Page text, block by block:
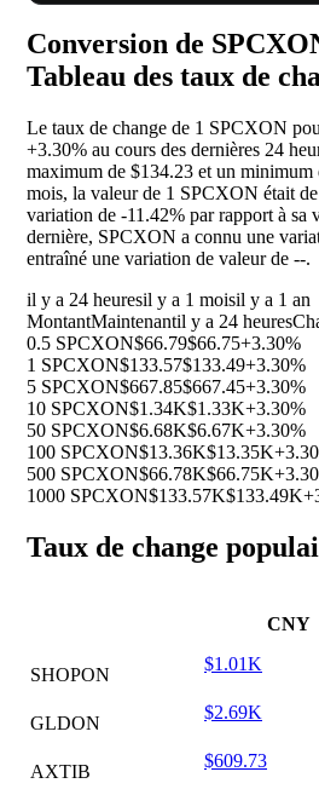
Conversion de
Tableau des taux de
Le taux de change de 1 SPCXON
+3.30% au cours des dernières 24
maximum de $134.23 et un
mois, la valeur de 1 SPCXON était
variation de -11.42% par rapport à sa
dernière, SPCXON a connu une
entraîné une variation de valeur de --.
il y a 24 heuresil y a 1 moisil y a 1 an
MontantMaintenantil y a 24 heures
0.5 SPCXON$66.79$66.75+3.30%
1 SPCXON$133.57$133.49+3.30%
5 SPCXON$667.85$667.45+3.30%
10 SPCXON$1.34K$1.33K+3.30%
50 SPCXON$6.68K$6.67K+3.30%
100 SPCXON$13.36K$13.35K
500 SPCXON$66.78K$66.75K
1000 SPCXON$133.57K$133.49K
Taux de change
CNY
SHOPON
$1.01K
GLDON
$2.69K
AXTIB
$609.73